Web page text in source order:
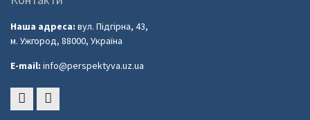
Наша адреса: вул. Підгірна, 43,
м. Ужгород, 88000, Україна
E-mail: info@perspektyva.uz.ua